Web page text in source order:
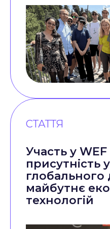
СТАТТЯ
Участь у WEF
присутність
глобального
майбутнє
технологій